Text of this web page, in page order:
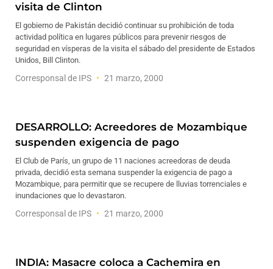
visita de Clinton
El gobierno de Pakistán decidió continuar su prohibición de toda
actividad política en lugares públicos para prevenir riesgos de
seguridad en vísperas de la visita el sábado del presidente de Estados
Unidos, Bill Clinton.
Corresponsal de IPS 21 marzo, 2000
DESARROLLO: Acreedores de Mozambique
suspenden exigencia de pago
El Club de París, un grupo de 11 naciones acreedoras de deuda
privada, decidió esta semana suspender la exigencia de pago a
Mozambique, para permitir que se recupere de lluvias torrenciales e
inundaciones que lo devastaron.
Corresponsal de IPS 21 marzo, 2000
INDIA: Masacre coloca a Cachemira en